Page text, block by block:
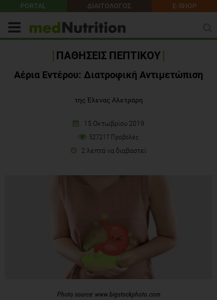
PORTAL ΔΙΑΙΤΟΛΟΓΟΣ E-SHOP
ΠΑΘΗΣΕΙΣ ΠΕΠΤΙΚΟΥ
Αέρια Εντέρου: Διατροφική Αντιμετώπιση
της Έλενας Αλετράρη
15 Οκτωβρίου 2019
527217 Προβολές
2 λεπτά να διαβαστεί
Photo source: www.bigstockphoto.com